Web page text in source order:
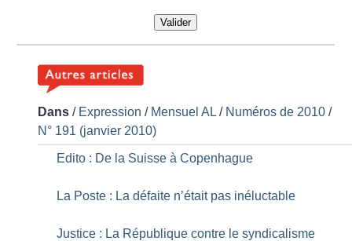
Valider
Dans / Expression / Mensuel AL / Numéros de 2010 /
N° 191 (janvier 2010)
Edito : De la Suisse à Copenhague
La Poste : La défaite n’était pas inéluctable
Justice : La République contre le syndicalisme